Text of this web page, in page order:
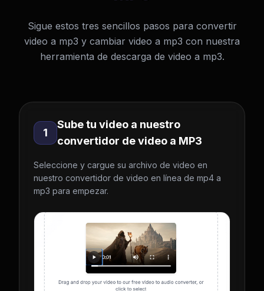
Sigue estos tres sencillos pasos para convertir
video a mp3 y cambiar video a mp3 con nuestra
herramienta de descarga de video a mp3.
1
Sube tu video a nuestro
convertidor de video a MP3
Seleccione y cargue su archivo de video en
nuestro convertidor de video en línea de mp4 a
mp3 para empezar.